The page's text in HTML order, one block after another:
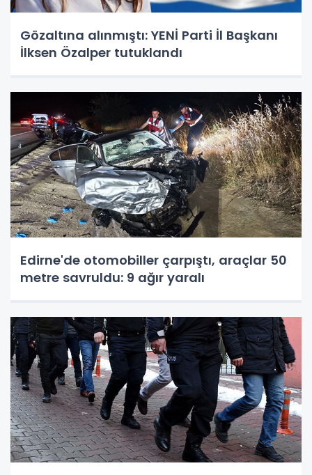
Gözaltına alınmıştı: YENİ Parti İl Başkanı
İlksen Özalper tutuklandı
Edirne'de otomobiller çarpıştı, araçlar 50
metre savruldu: 9 ağır yaralı